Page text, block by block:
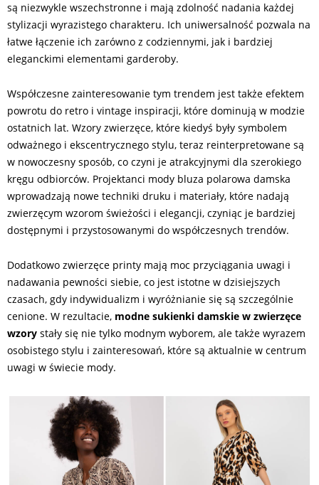
są niezwykle wszechstronne i mają zdolność nadania każdej
stylizacji wyrazistego charakteru. Ich uniwersalność pozwala na
łatwe łączenie ich zarówno z codziennymi, jak i bardziej
eleganckimi elementami garderoby.
Współczesne zainteresowanie tym trendem jest także efektem
powrotu do retro i vintage inspiracji, które dominują w modzie
ostatnich lat. Wzory zwierzęce, które kiedyś były symbolem
odważnego i ekscentrycznego stylu, teraz reinterpretowane są
w nowoczesny sposób, co czyni je atrakcyjnymi dla szerokiego
kręgu odbiorców. Projektanci mody bluza polarowa damska
wprowadzają nowe techniki druku i materiały, które nadają
zwierzęcym wzorom świeżości i elegancji, czyniąc je bardziej
dostępnymi i przystosowanymi do współczesnych trendów.
Dodatkowo zwierzęce printy mają moc przyciągania uwagi i
nadawania pewności siebie, co jest istotne w dzisiejszych
czasach, gdy indywidualizm i wyróżnianie się są szczególnie
cenione. W rezultacie, modne sukienki damskie w zwierzęce
wzory stały się nie tylko modnym wyborem, ale także wyrazem
osobistego stylu i zainteresowań, które są aktualnie w centrum
uwagi w świecie mody.